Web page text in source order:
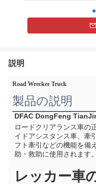
説明
Road Wrecker Truck
製品の説明
DFAC DongFeng
ロードクリアランス車の
イドアシスタンス車、牽
フト牽引などの機能を備
助・救助に使用されます。
レッカー車